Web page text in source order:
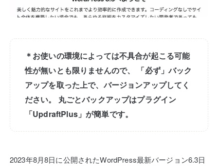
＊お使いの環境によっては不具合が起こる可能
性が無いとも限りませんので、
「必ず」バック
アップを取った上で、バージョンアップしてく
ださい。
丸ごとバックアップはプラグイン
「UpdraftPlus」が簡単です。
2023年8月8日に公開されたWordPress最新バージョン6.3日